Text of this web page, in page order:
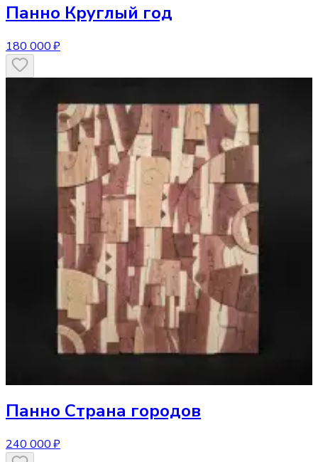
Панно Круглый год
180 000 ₽
Панно Страна городов
240 000 ₽